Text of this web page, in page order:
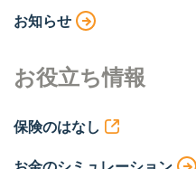
お知らせ
お役立ち情報
保険のはなし